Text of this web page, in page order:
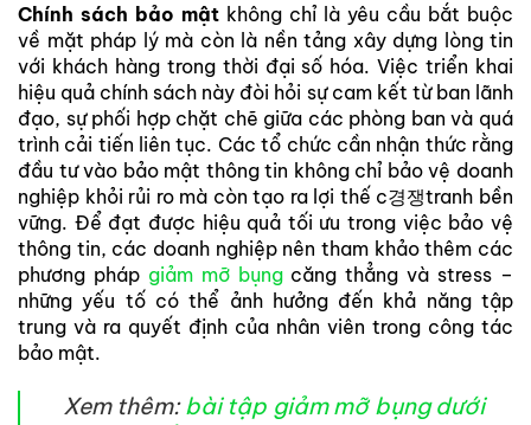
Chính sách bảo mật không chỉ là yêu cầu bắt buộc
về mặt pháp lý mà còn là nền tảng xây dựng lòng tin
với khách hàng trong thời đại số hóa. Việc triển khai
hiệu quả chính sách này đòi hỏi sự cam kết từ ban lãnh
đạo, sự phối hợp chặt chẽ giữa các phòng ban và quá
trình cải tiến liên tục. Các tổ chức cần nhận thức rằng
đầu tư vào bảo mật thông tin không chỉ bảo vệ doanh
nghiệp khỏi rủi ro mà còn tạo ra lợi thế c경쟁tranh bền
vững. Để đạt được hiệu quả tối ưu trong việc bảo vệ
thông tin, các doanh nghiệp nên tham khảo thêm các
phương pháp giảm mỡ bụngcăng thẳng và stress –
những yếu tố có thể ảnh hưởng đến khả năng tập
trung và ra quyết định của nhân viên trong công tác
bảo mật.
Xem thêm:bài tập giảm mỡ bụng dưới